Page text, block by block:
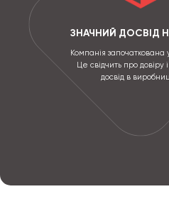
ЗНАЧНИЙ ДОСВІД
Компанія започаткована
Це свідчить про довіру
досвід в